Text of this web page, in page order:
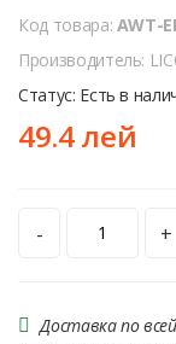
Код товара: AWT-
Производитель:
Статус: Есть в
49.4 лей
- +
Доставка по